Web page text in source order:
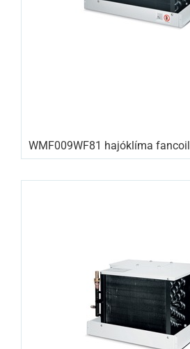
WMF009WF81 hajóklíma fancoil